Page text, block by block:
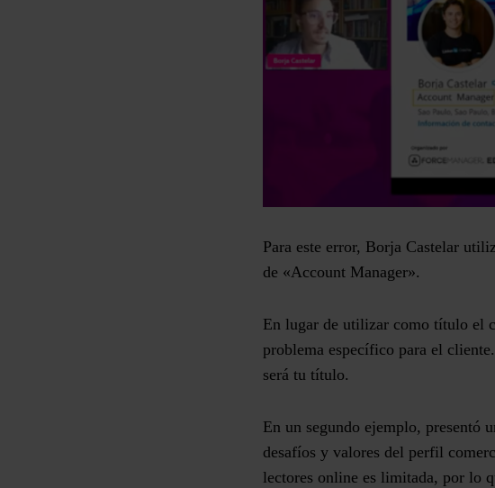
Para este error, Borja Castelar
de «Account Manager».
En lugar de utilizar como título el
problema específico para el
será tu título.
En un segundo ejemplo, presentó
desafíos y valores del perfil
lectores online es limitada, por lo